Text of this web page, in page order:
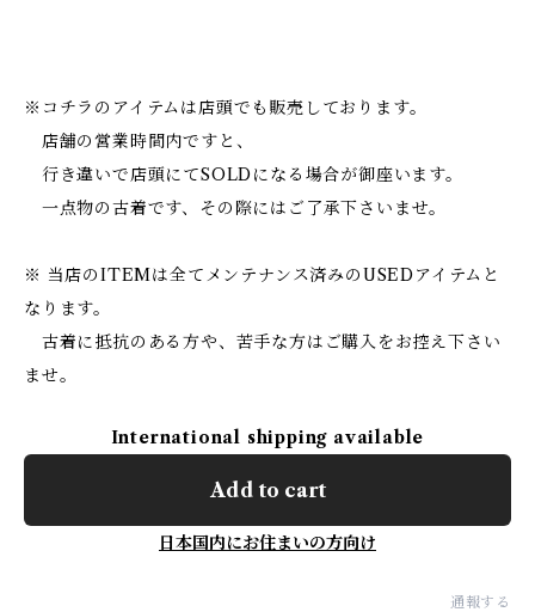
※コチラのアイテムは店頭でも販売しております。
店舗の営業時間内ですと、
行き違いで店頭にてSOLDになる場合が御座います。
一点物の古着です、その際にはご了承下さいませ。
※ 当店のITEMは全てメンテナンス済みのUSEDアイテムと
なります。
古着に抵抗のある方や、苦手な方はご購入をお控え下さい
ませ。
International shipping available
Add to cart
日本国内にお住まいの方向け
通報する